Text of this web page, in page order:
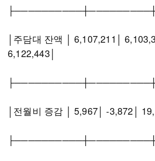
│주담대 잔액 │ 6,107,211│
6,122,443│
│전월비 증감 │ 5,967│ -3,872│